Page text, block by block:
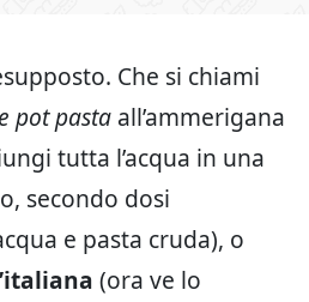
Che si chiami
pot pasta all’ammerigana
tutta l’acqua in una
secondo dosi
e pasta cruda), o
(ora ve lo